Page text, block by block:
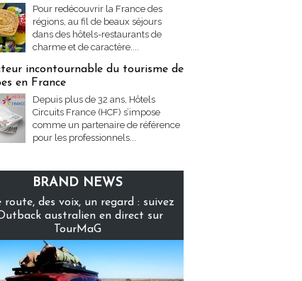
Pour redécouvrir la France des
régions, au fil de beaux séjours
dans des hôtels-restaurants de
charme et de caractère....
incontournable du tourisme de
en France
Depuis plus de 32 ans, Hôtels
Circuits France (HCF) s’impose
comme un partenaire de référence
pour les professionnels...
BRAND NEWS
route, des voix, un regard : suivez
australien en direct sur
TourMaG